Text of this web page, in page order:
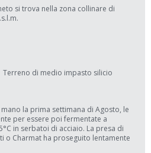
si trova nella zona collinare di
Terreno di medio impasto silicio
mano la prima settimana di Agosto, le
per essere poi fermentate a
in serbatoi di acciaio. La presa di
o Charmat ha proseguito lentamente